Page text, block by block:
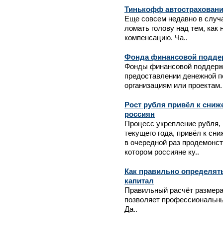
Тинькофф
Еще совсем недавно в
ломать голову над тем, как
компенсацию. Ча..
Фонда финансовой
Фонды финансовой
предоставлении
организациям или
Рост рубля привёл к
россиян
Процесс укрепление
текущего года, привёл к
в очередной раз
котором россияне ку..
Как правильно
капитал
Правильный расчёт
позволяет
Да..